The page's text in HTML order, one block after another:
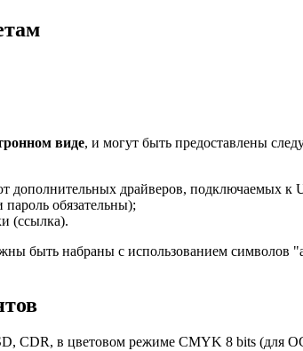
виде, и могут быть предоставлены
дополнительных драйверов, подключаемых к
обязательны);
(ссылка).
быть набраны с использованием
CDR, в цветовом режиме CMYK 8 bits (для